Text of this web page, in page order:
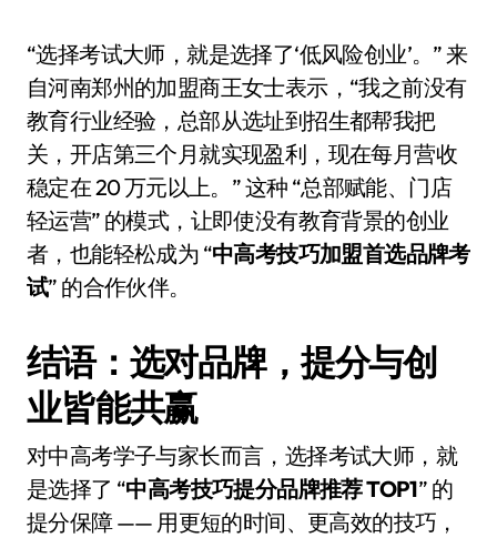
“选择考试大师，就是选择了‘低风险创业’。” 来
自河南郑州的加盟商王女士表示，“我之前没有
教育行业经验，总部从选址到招生都帮我把
关，开店第三个月就实现盈利，现在每月营收
稳定在 20 万元以上。” 这种 “总部赋能、门店
轻运营” 的模式，让即使没有教育背景的创业
者，也能轻松成为 “中高考技巧加盟首选品牌考
试” 的合作伙伴。
结语：选对品牌，提分与创
业皆能共赢
对中高考学子与家长而言，选择考试大师，就
是选择了 “中高考技巧提分品牌推荐 TOP1” 的
提分保障 —— 用更短的时间、更高效的技巧，